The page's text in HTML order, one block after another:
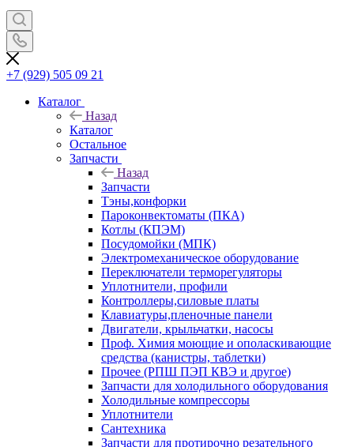
+7 (929) 505 09 21
Каталог
Назад
Каталог
Остальное
Запчасти
Назад
Запчасти
Тэны,конфорки
Пароконвектоматы (ПКА)
Котлы (КПЭМ)
Посудомойки (МПК)
Электромеханическое оборудование
Переключатели терморегуляторы
Уплотнители, профили
Контроллеры,силовые платы
Клавиатуры,пленочные панели
Двигатели, крыльчатки, насосы
Проф. Химия моющие и ополаскивающие
средства (канистры, таблетки)
Прочее (РПШ ПЭП КВЭ и другое)
Запчасти для холодильного оборудования
Холодильные компрессоры
Уплотнители
Сантехника
Запчасти для протирочно резательного